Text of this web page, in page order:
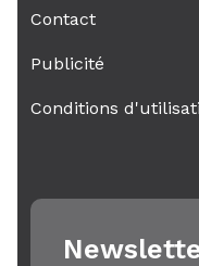
Contact
Publicité
Conditions